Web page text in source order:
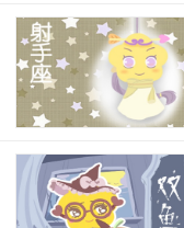
入到双子座，对
以及一些状况的
在进修的过程中
学、学历提升或
同样在进修的过